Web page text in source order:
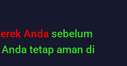
Anda sebelum
tetap aman di